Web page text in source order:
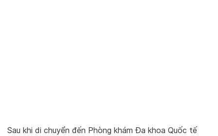
Sau khi di chuyển đến Phòng khám Đa khoa Quốc tế